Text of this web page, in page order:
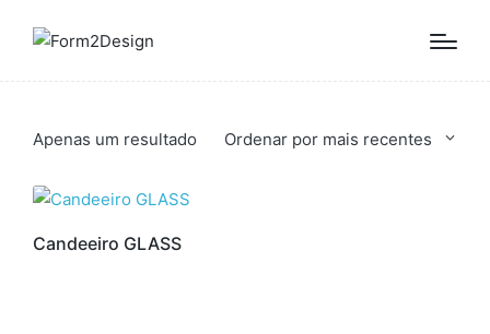
Apenas um resultado Ordenar por mais recentes
Candeeiro GLASS